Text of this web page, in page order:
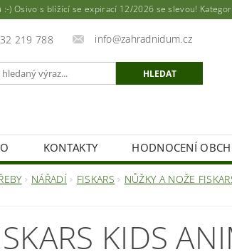
s blížící se expirací 12/2026 se slevou! Kategorie
219 788 info@zahradnidum.cz
KONTAKTY HODNOCENÍ
NÁŘADÍ FISKARS
NŮŽKY A NOŽE
KIDS